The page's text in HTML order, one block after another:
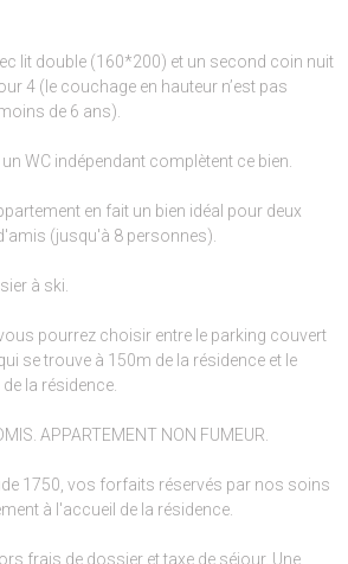
lit double (160*200) et un second coin nuit
4 (le couchage en hauteur n’est pas
de 6 ans).
WC indépendant complètent ce bien.
en fait un bien idéal pour deux
(jusqu'à 8 personnes).
à ski.
pourrez choisir entre le parking couvert
se trouve à 150m de la résidence et le
la résidence.
APPARTEMENT NON FUMEUR.
1750, vos forfaits réservés par nos soins
à l'accueil de la résidence.
frais de dossier et taxe de séjour. Une